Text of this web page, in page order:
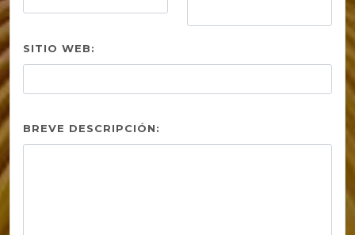
SITIO WEB:
BREVE DESCRIPCIÓN: